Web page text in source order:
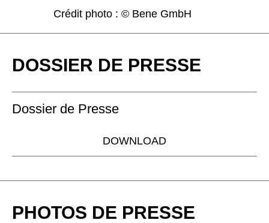
Crédit photo : © Bene GmbH
DOSSIER DE PRESSE
Dossier de Presse
DOWNLOAD
PHOTOS DE PRESSE